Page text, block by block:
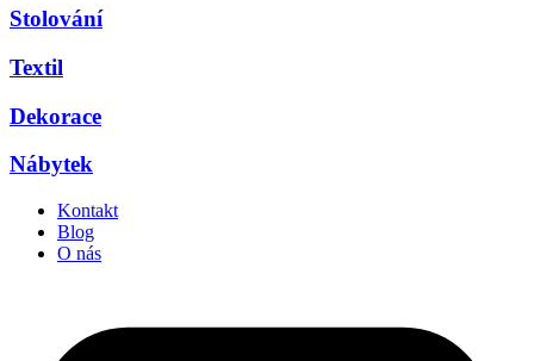
Stolování
Textil
Dekorace
Nábytek
Kontakt
Blog
O nás